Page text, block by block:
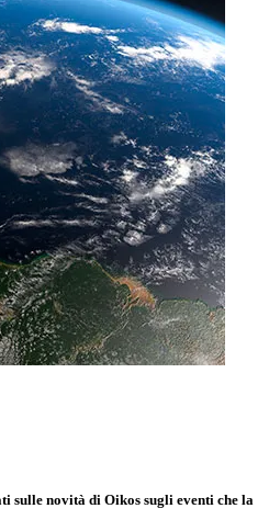
sulle novità di Oikos sugli eventi che la